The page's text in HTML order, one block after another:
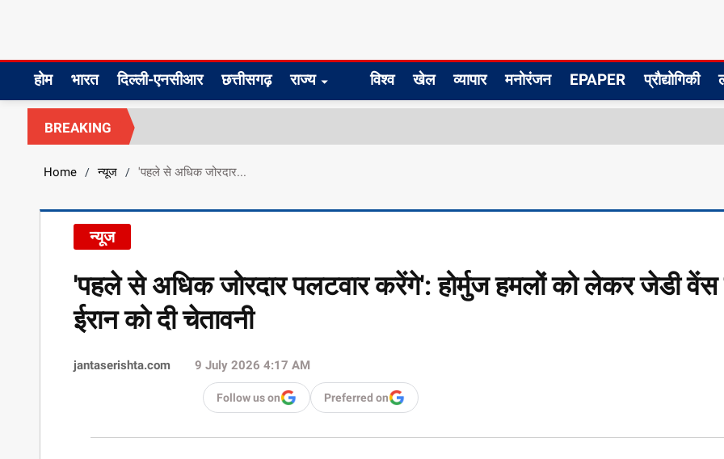
होम भारत दिल्ली-एनसीआर छत्तीसगढ़ राज्य विश्व खेल व्यापार मनोरंजन EPAPER प्रौद्योगिकी
BREAKING
Home / न्यूज / 'पहले से अधिक जोरदार...
न्यूज
'पहले से अधिक जोरदार पलटवार करेंगे': होर्मुज हमलों को लेकर जेडी
ईरान को दी चेतावनी
jantaserishta.com 9 July 2026 4:17 AM
Follow us on Preferred on